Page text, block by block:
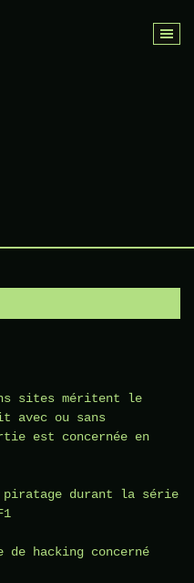
sites méritent le
avec ou sans
est concernée en
durant la série
de hacking concerné